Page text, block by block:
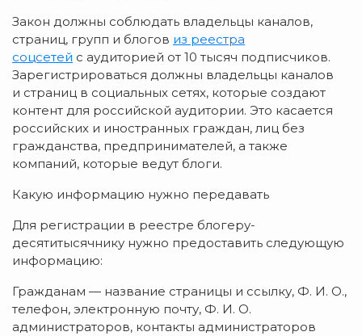
Закон должны соблюдать владельцы каналов,
страниц, групп и блогов из реестра
соцсетей с аудиторией от 10 тысяч подписчиков.
Зарегистрироваться должны владельцы каналов
и страниц в социальных сетях, которые создают
контент для российской аудитории. Это касается
российских и иностранных граждан, лиц без
гражданства, предпринимателей, а также
компаний, которые ведут блоги.
Какую информацию нужно передавать
Для регистрации в реестре блогеру-
десятитысячнику нужно предоставить следующую
информацию:
Гражданам — название страницы и ссылку, Ф. И. О.,
телефон, электронную почту, Ф. И. О.
администраторов, контакты администраторов